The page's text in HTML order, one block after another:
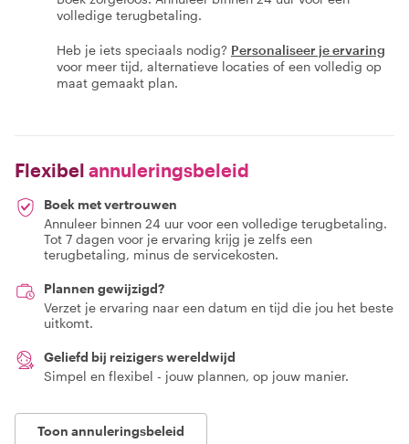
volledige terugbetaling.
Heb je iets speciaals nodig? Personaliseer je ervaring
voor meer tijd, alternatieve locaties of een volledig op
maat gemaakt plan.
Flexibel annuleringsbeleid
Boek met vertrouwen
Annuleer binnen 24 uur voor een volledige terugbetaling.
Tot 7 dagen voor je ervaring krijg je zelfs een
terugbetaling, minus de servicekosten.
Plannen gewijzigd?
Verzet je ervaring naar een datum en tijd die jou het beste
uitkomt.
Geliefd bij reizigers wereldwijd
Simpel en flexibel - jouw plannen, op jouw manier.
Toon annuleringsbeleid